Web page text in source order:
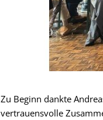
Zu Beginn dankte
vertrauensvolle